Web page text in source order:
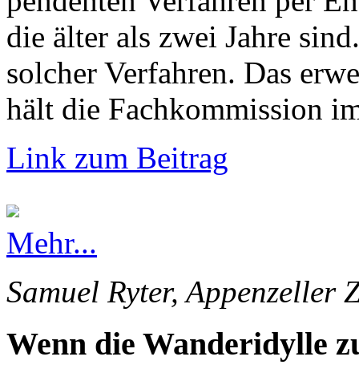
die älter als zwei Jahre
solcher Verfahren. Das
hält die Fachkommission
Link zum Beitrag
Mehr...
Samuel Ryter, Appenzeller
Wenn die Wanderidylle